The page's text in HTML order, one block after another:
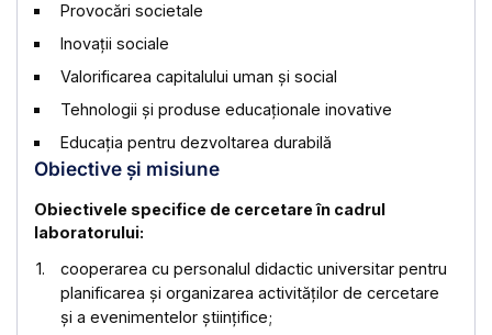
Provocări societale
Inovații sociale
Valorificarea capitalului uman și social
Tehnologii și produse educaționale inovative
Educația pentru dezvoltarea durabilă
Obiective și misiune
Obiectivele specifice de cercetare în cadrul
laboratorului:
cooperarea cu personalul didactic universitar pentru
planificarea și organizarea activităților de cercetare
și a evenimentelor științifice;